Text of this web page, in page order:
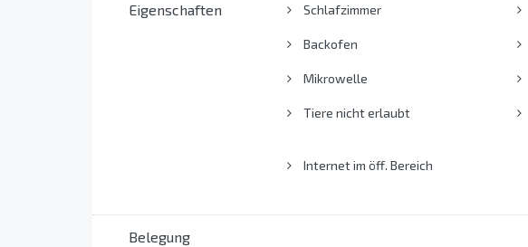
Eigenschaften Schlafzimmer
Backofen
Mikrowelle
Tiere nicht erlaubt
Internet im öff. Bereich
Belegung